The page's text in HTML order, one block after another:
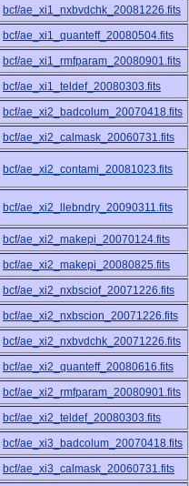
bcf/ae_xi1_nxbvdchk_20081226.fits
bcf/ae_xi1_quanteff_20080504.fits
bcf/ae_xi1_rmfparam_20080901.fits
bcf/ae_xi1_teldef_20080303.fits
bcf/ae_xi2_badcolum_20070418.fits
bcf/ae_xi2_calmask_20060731.fits
bcf/ae_xi2_contami_20081023.fits
bcf/ae_xi2_llebndry_20090311.fits
bcf/ae_xi2_makepi_20070124.fits
bcf/ae_xi2_makepi_20080825.fits
bcf/ae_xi2_nxbsciof_20071226.fits
bcf/ae_xi2_nxbscion_20071226.fits
bcf/ae_xi2_nxbvdchk_20071226.fits
bcf/ae_xi2_quanteff_20080616.fits
bcf/ae_xi2_rmfparam_20080901.fits
bcf/ae_xi2_teldef_20080303.fits
bcf/ae_xi3_badcolum_20070418.fits
bcf/ae_xi3_calmask_20060731.fits